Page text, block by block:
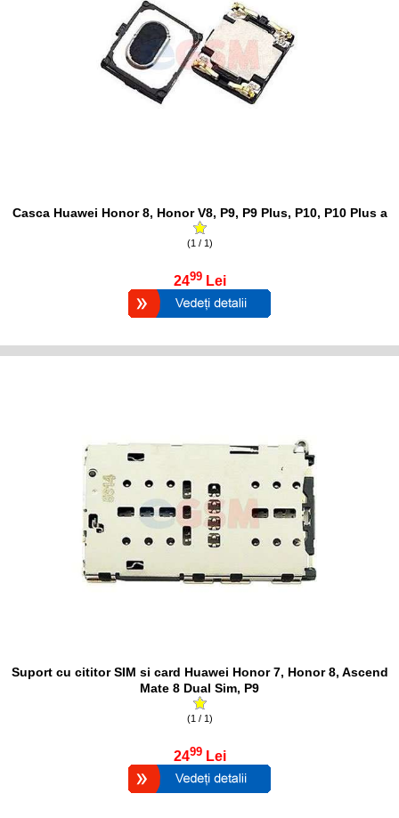
Casca Huawei Honor 8, Honor V8, P9, P9 Plus, P10, P10 Plus a
(1 / 1)
2499 Lei
Suport cu cititor SIM si card Huawei Honor 7, Honor 8, Ascend
Mate 8 Dual Sim, P9
(1 / 1)
2499 Lei